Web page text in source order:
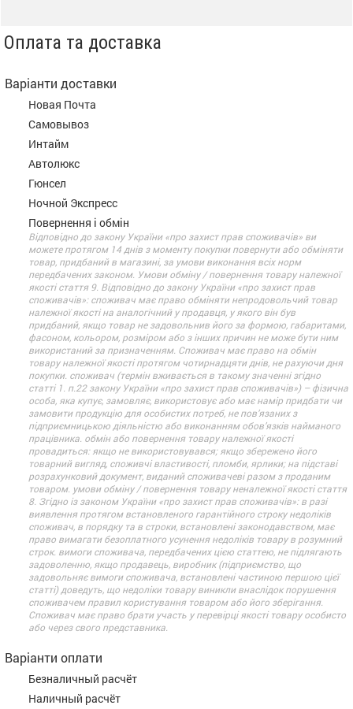
Оплата та доставка
Варіанти доставки
Новая Почта
Самовывоз
Интайм
Автолюкс
Гюнсел
Ночной Экспресс
Повернення і обмін
Відповідно до закону України «про захист прав споживачів» ви
можете протягом 14 днів з моменту покупки повернути або обміняти
товар, придбаний в магазині, за умови виконання всіх норм
передбачених законом. Умови обміну / повернення товару належної
якості стаття 9. Відповідно до закону України «про захист прав
споживачів»: споживач має право обміняти непродовольчий товар
належної якості на аналогічний у продавця, у якого він був
придбаний, якщо товар не задовольнив його за формою, габаритами,
фасоном, кольором, розміром або з інших причин не може бути ним
використаний за призначенням. Споживач має право на обмін
товару належної якості протягом чотирнадцяти днів, не рахуючи дня
покупки. споживач (термін вживається в такому значенні згідно
статті 1. п.22 закону України «про захист прав споживачів») – фізична
особа, яка купує, замовляє, використовує або має намір придбати чи
замовити продукцію для особистих потреб, не пов’язаних з
підприємницькою діяльністю або виконанням обов’язків найманого
працівника. обмін або повернення товару належної якості
провадиться: якщо не використовувався; якщо збережено його
товарний вигляд, споживчі властивості, пломби, ярлики; на підставі
розрахунковий документ, виданий споживачеві разом з проданим
товаром. умови обміну / повернення товару неналежної якості стаття
8. Згідно із законом України «про захист прав споживачів»: в разі
виявлення протягом встановленого гарантійного строку недоліків
споживач, в порядку та в строки, встановлені законодавством, має
право вимагати безоплатного усунення недоліків товару в розумний
строк. вимоги споживача, передбачених цією статтею, не підлягають
задоволенню, якщо продавець, виробник (підприємство, що
задовольняє вимоги споживача, встановлені частиною першою цієї
статті) доведуть, що недоліки товару виникли внаслідок порушення
споживачем правил користування товаром або його зберігання.
Споживач має право брати участь у перевірці якості товару особисто
або через свого представника.
Варіанти оплати
Безналичный расчёт
Наличный расчёт